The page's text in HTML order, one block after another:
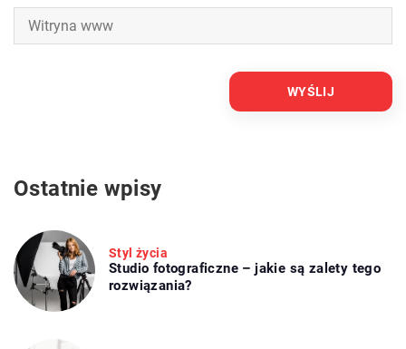
Ostatnie wpisy
Styl życia
Studio fotograficzne – jakie są zalety tego
rozwiązania?